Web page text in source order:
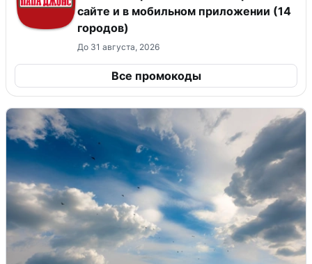
сайте и в мобильном приложении (14
городов)
До 31 августа, 2026
Все промокоды